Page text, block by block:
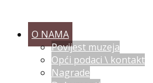
O NAMA
Povijest muzeja
Opći podaci \ kontakt
Nagrade